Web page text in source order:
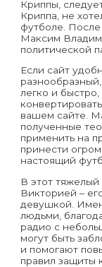
Криппы,
Криппа, не
футболе. После
Максим
политической
Если сайт
легко и
вашем сайте.
полученные
применить на
принести
настоящий
В этот
Викторией –
девушкой.
людьми,
радио с
могут быть
и помогают
правил защиты